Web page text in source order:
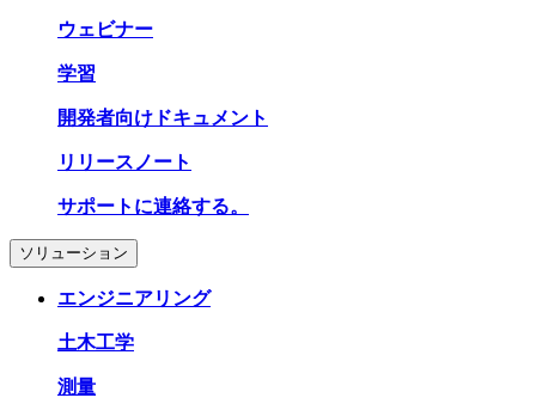
ウェビナー
学習
開発者向けドキュメント
リリースノート
サポートに連絡する。
ソリューション
エンジニアリング
土木工学
測量